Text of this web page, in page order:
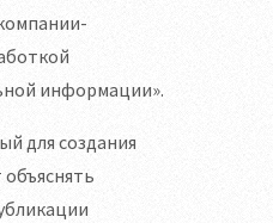
информации».
для создания